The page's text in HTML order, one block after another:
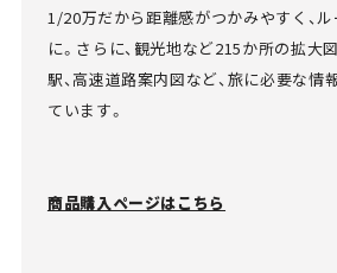
1/20万だから距離感がつかみやすく、
に。さらに、観光地など215か所の拡大
駅、高速道路案内図など、旅に必要な情
ています。
商品購入ページはこちら